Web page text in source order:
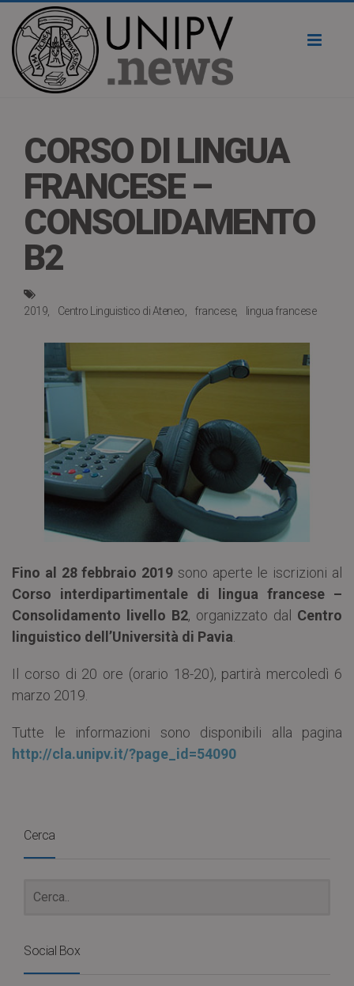
CORSO DI LINGUA
FRANCESE –
CONSOLIDAMENTO
B2
2019 Centro Linguistico di Ateneo francese lingua francese
Fino al 28 febbraio 2019 sono aperte le iscrizioni al
Corso interdipartimentale di lingua francese –
Consolidamento livello B2, organizzato dal Centro
linguistico dell’Università di Pavia
Il corso di 20 ore (orario 18-20), partirà mercoledì 6
marzo 2019.
Tutte le informazioni sono disponibili alla pagina
http://cla.unipv.it/?page_id=54090
Cerca
Social Box